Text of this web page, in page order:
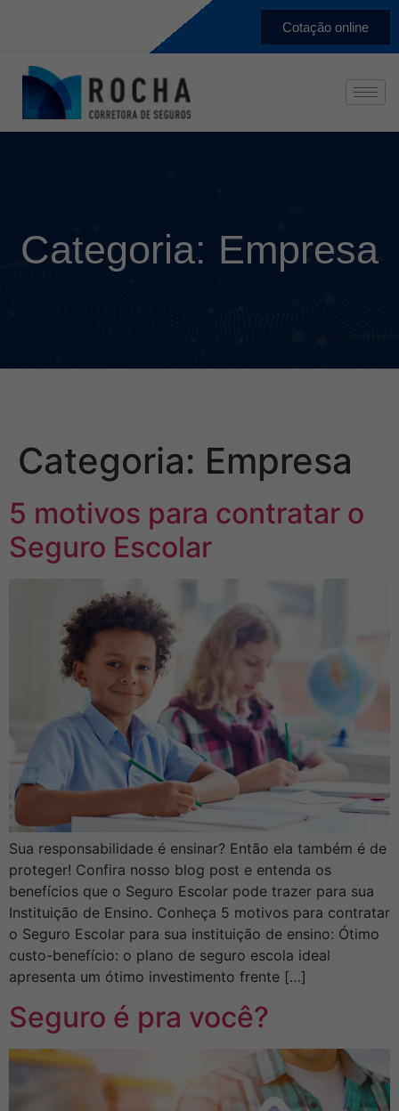
Cotação online
Categoria: Empresa
Categoria: Empresa
5 motivos para contratar o
Seguro Escolar
Sua responsabilidade é ensinar? Então ela também é de
proteger! Confira nosso blog post e entenda os
benefícios que o Seguro Escolar pode trazer para sua
Instituição de Ensino. Conheça 5 motivos para contratar
o Seguro Escolar para sua instituição de ensino: Ótimo
custo-benefício: o plano de seguro escola ideal
apresenta um ótimo investimento frente […]
Seguro é pra você?